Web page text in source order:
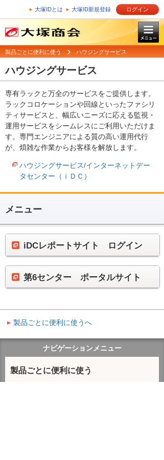
大塚IDとは 大塚ID新規登録 ログイン
製品ごとに便利に使う ハウジングサービス
ハウジングサービス
専有ラックと万全のサービスをご提供します。
ラックコロケーションや回線といったファシリ
ティサービスと、幅広いニーズに応える監視・
運用サービスをシームレスにご利用いただけま
す。専門エンジニアによる質の高い運用代行
が、煩雑な作業からお客様を解放します。
ハウジングサービス/インターネットデー
タセンター（ｉＤＣ）
メニュー
iDCレポートサイト ログイン
第6センター ポータルサイト
製品ごとに便利に使うへ
ナビゲーションメニュー
製品ごとに便利に使う